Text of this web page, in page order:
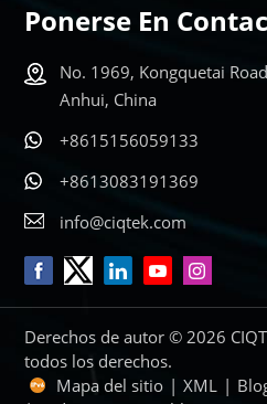
Ponerse En
No. 1969, Kongquetai
Anhui, China
+8615156059133
+8613083191369
info@ciqtek.com
Derechos de autor © 2026
todos los derechos.
Mapa del sitio | XML |